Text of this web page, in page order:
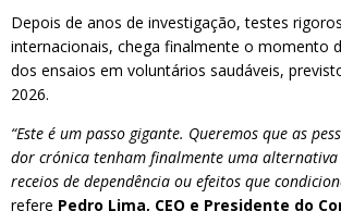
Depois de anos de investigação, testes
internacionais, chega finalmente o momento
dos ensaios em voluntários saudáveis,
2026.
“Este é um passo gigante. Queremos que as
dor crónica tenham finalmente uma alternativa
receios de dependência ou efeitos que
refere Pedro Lima, CEO e Presidente do